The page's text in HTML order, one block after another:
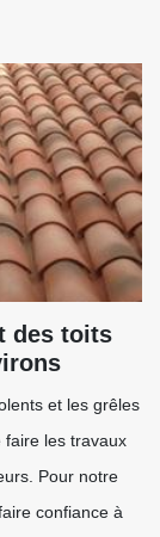
des toits
et les grêles
faire les travaux
Pour notre
confiance à